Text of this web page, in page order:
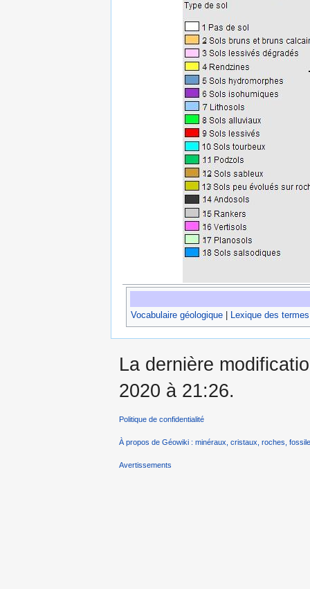
Vocabulaire géologique Lexique des
La dernière
2020 à 21:26.
Politique de confidentialité
À propos de Géowiki : minéraux, cristaux, roches,
Avertissements